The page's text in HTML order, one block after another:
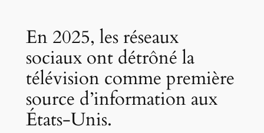
En 2025, les réseaux
sociaux ont détrôné la
télévision comme première
source d’information aux
États-Unis.